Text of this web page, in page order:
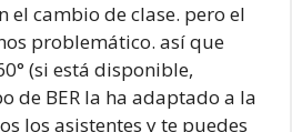
el cambio de clase. pero el
problemático. así que
(si está disponible,
de BER la ha adaptado a la
los asistentes y te puedes